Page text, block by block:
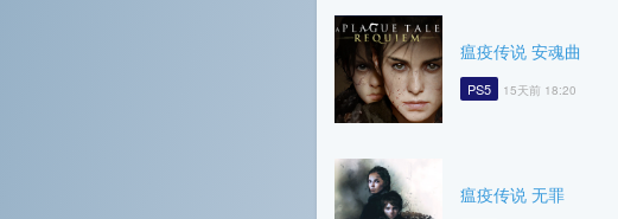
瘟疫传说 安魂曲
PS5 15天前 18:20
瘟疫传说 无罪